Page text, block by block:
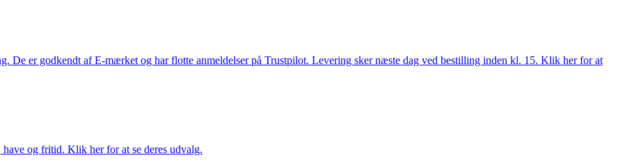
er godkendt af E-mærket og har flotte anmeldelser på Trustpilot. Levering sker næste dag ved bestilling inden kl. 15. Klik her for at
og fritid. Klik her for at se deres udvalg.